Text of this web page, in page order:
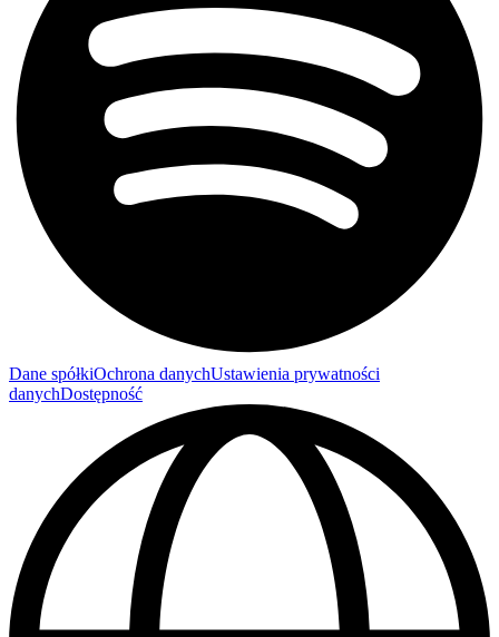
Dane spółkiOchrona danychUstawienia prywatności
danychDostępność